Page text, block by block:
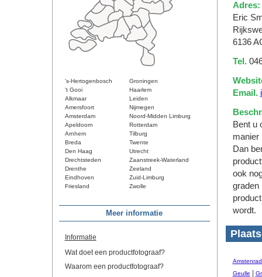
's-Hertogenbosch
Groningen
't Gooi
Haarlem
Alkmaar
Leiden
Amersfoort
Nijmegen
Amsterdam
Noord-Midden Limburg
Apeldoorn
Rotterdam
Arnhem
Tilburg
Breda
Twente
Den Haag
Utrecht
Drechtsteden
Zaanstreek-Waterland
Drenthe
Zeeland
Eindhoven
Zuid-Limburg
Friesland
Zwolle
Meer informatie
Informatie
Wat doet een productfotograaf?
Waarom een productfotograaf?
Adres:
Eric
6136
Tel.
Email.
Bent u
manier
Dan
ook
graden
wordt.
Geulle